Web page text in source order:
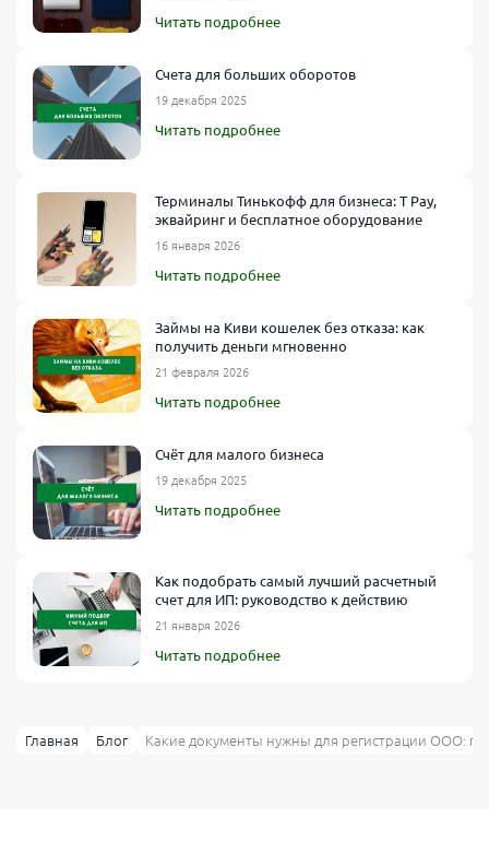
Читать подробнее
Счета для больших оборотов
19 декабря 2025
Читать подробнее
Терминалы Тинькофф для бизнеса: T Pay,
эквайринг и бесплатное оборудование
16 января 2026
Читать подробнее
Займы на Киви кошелек без отказа: как
получить деньги мгновенно
21 февраля 2026
Читать подробнее
Счёт для малого бизнеса
19 декабря 2025
Читать подробнее
Как подобрать самый лучший расчетный
счет для ИП: руководство к действию
21 января 2026
Читать подробнее
Главная Блог Какие документы нужны для регистрации ООО: